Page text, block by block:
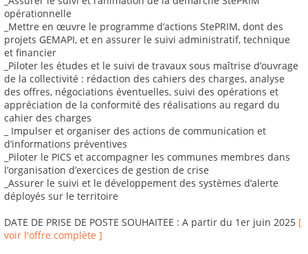
opérationnelle
_Mettre en œuvre le programme d’actions StePRIM, dont des
projets GEMAPI, et en assurer le suivi administratif, technique
et financier
_Piloter les études et le suivi de travaux sous maîtrise d’ouvrage
de la collectivité : rédaction des cahiers des charges, analyse
des offres, négociations éventuelles, suivi des opérations et
appréciation de la conformité des réalisations au regard du
cahier des charges
_ Impulser et organiser des actions de communication et
d’informations préventives
_Piloter le PICS et accompagner les communes membres dans
l’organisation d’exercices de gestion de crise
_Assurer le suivi et le développement des systèmes d’alerte
déployés sur le territoire
DATE DE PRISE DE POSTE SOUHAITEE : A partir du 1er juin 2025 [
voir l'offre complète ]